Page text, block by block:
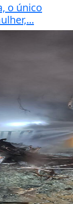
o único